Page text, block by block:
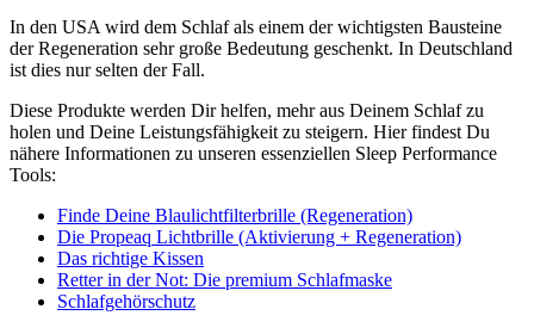
In den USA wird dem Schlaf als einem der wichtigsten Bausteine
der Regeneration sehr große Bedeutung geschenkt. In Deutschland
ist dies nur selten der Fall.
Diese Produkte werden Dir helfen, mehr aus Deinem Schlaf zu
holen und Deine Leistungsfähigkeit zu steigern. Hier findest Du
nähere Informationen zu unseren essenziellen Sleep Performance
Tools:
Finde Deine Blaulichtfilterbrille (Regeneration)
Die Propeaq Lichtbrille (Aktivierung + Regeneration)
Das richtige Kissen
Retter in der Not: Die premium Schlafmaske
Schlafgehörschutz